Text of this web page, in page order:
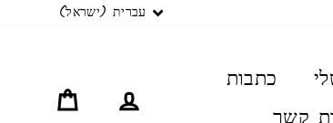
שפהעברית (ישראל)
כתבות
התחברות